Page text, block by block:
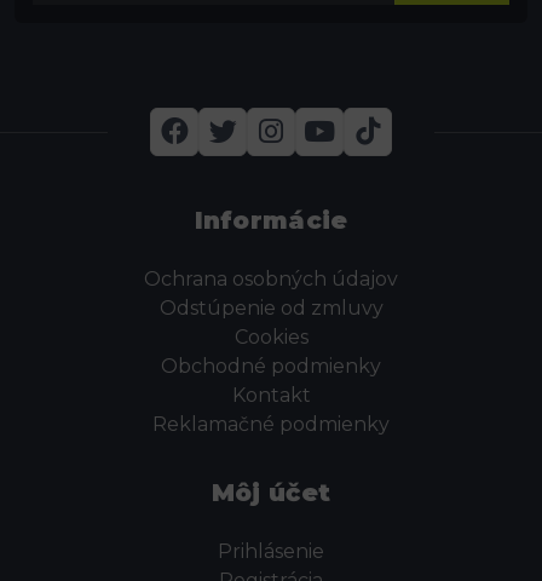
Informácie
Ochrana osobných údajov
Odstúpenie od zmluvy
Cookies
Obchodné podmienky
Kontakt
Reklamačné podmienky
Môj účet
Prihlásenie